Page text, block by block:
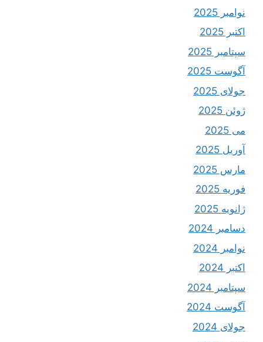
نوامبر 2025
اکتبر 2025
سپتامبر 2025
آگوست 2025
جولای 2025
ژوئن 2025
می 2025
آوریل 2025
مارس 2025
فوریه 2025
ژانویه 2025
دسامبر 2024
نوامبر 2024
اکتبر 2024
سپتامبر 2024
آگوست 2024
جولای 2024